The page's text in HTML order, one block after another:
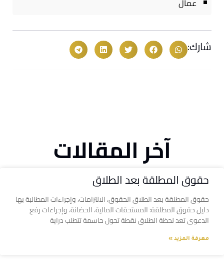
عمال
شارك:
آخر المقالات
حقوق المطلقة بعد الطلاق
حقوق المطلقة بعد الطلاق الحقوق، الالتزامات، وإجراءات المطالبة بها
دليل حقوق المطلقة: المستحقات المالية، الحضانة، وإجراءات رفع
الدعوى تعد لحظة الطلاق نقطة تحول حاسمة تتطلب دراية
معرفة المزيد »